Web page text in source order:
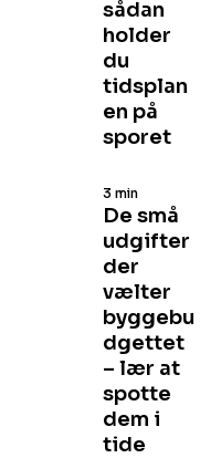
sådan
holder
du
tidsplan
en på
sporet
De små
udgifter
der
vælter
byggebu
dgettet
– lær at
spotte
dem i
tide
3 min